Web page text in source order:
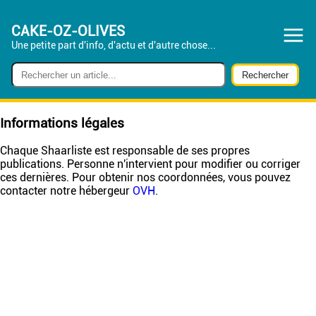
CAKE-OZ-OLIVES
Une petite part d'info, d'actu et d'autre chose...
Informations légales
Chaque Shaarliste est responsable de ses propres
publications. Personne n'intervient pour modifier ou corriger
ces dernières. Pour obtenir nos coordonnées, vous pouvez
contacter notre hébergeur OVH.